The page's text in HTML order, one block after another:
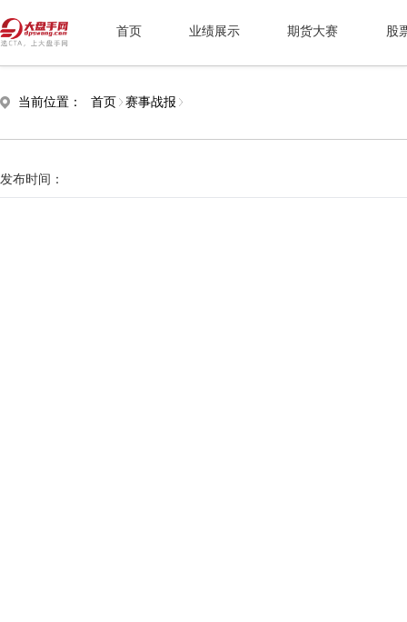
首页 业绩展示 期货大赛 股
当前位置： 首页 赛事战报
发布时间：